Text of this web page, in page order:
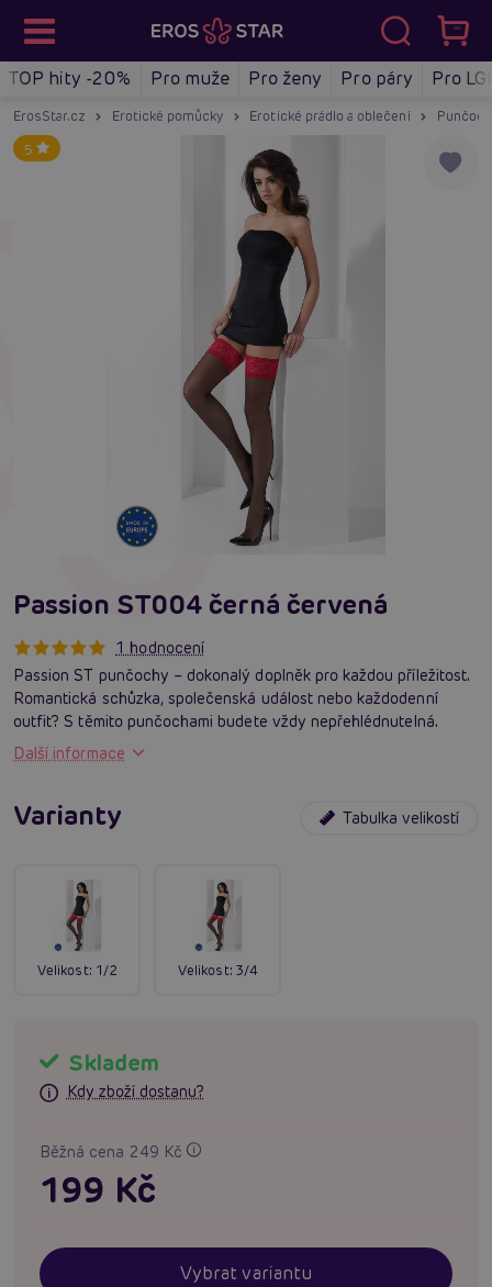
TOP hity -20% Pro muže Pro ženy Pro páry Pro
ErosStar.cz Erotické pomůcky Erotické prádlo a oblečení
5
Passion ST004 černá červená
1 hodnocení
Passion ST punčochy – dokonalý doplněk pro každou příležitost.
Romantická schůzka, společenská událost nebo každodenní
outfit? S těmito punčochami budete vždy nepřehlédnutelná.
Další informace
Varianty Tabulka velikostí
Velikost: 1/2 Velikost: 3/4
Skladem
Kdy zboží dostanu?
Běžná cena 249 Kč
199 Kč
Vybrat variantu